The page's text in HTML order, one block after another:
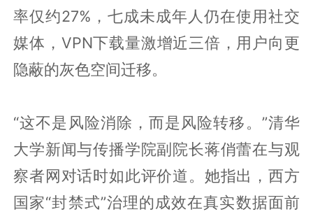
率仅约27%，七成未成年人仍在使用社交
媒体，VPN下载量激增近三倍，用户向更
隐蔽的灰色空间迁移。
“这不是风险消除，而是风险转移。”清华
大学新闻与传播学院副院长蒋俏蕾在与观
察者网对话时如此评价道。她指出，西方
国家“封禁式”治理的成效在真实数据面前